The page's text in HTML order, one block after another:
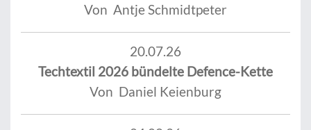
Von Antje Schmidtpeter
20.07.26
Techtextil 2026 bündelte Defence-Kette
Von Daniel Keienburg